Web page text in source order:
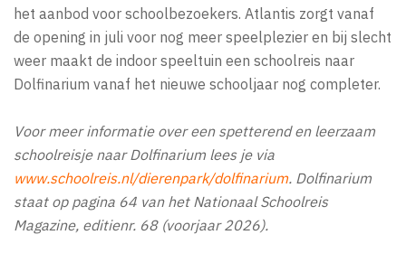
het aanbod voor schoolbezoekers. Atlantis zorgt vanaf
de opening in juli voor nog meer speelplezier en bij slecht
weer maakt de indoor speeltuin een schoolreis naar
Dolfinarium vanaf het nieuwe schooljaar nog completer.
Voor meer informatie over een spetterend en leerzaam
schoolreisje naar Dolfinarium lees je via
www.schoolreis.nl/dierenpark/dolfinarium. Dolfinarium
staat op pagina 64 van het Nationaal Schoolreis
Magazine, editienr. 68 (voorjaar 2026).